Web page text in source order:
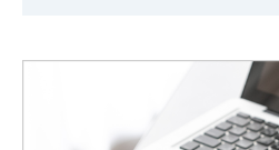
っても他の情報と容易に照合
により特定の個人を識別する
るものを含む）をいいます。